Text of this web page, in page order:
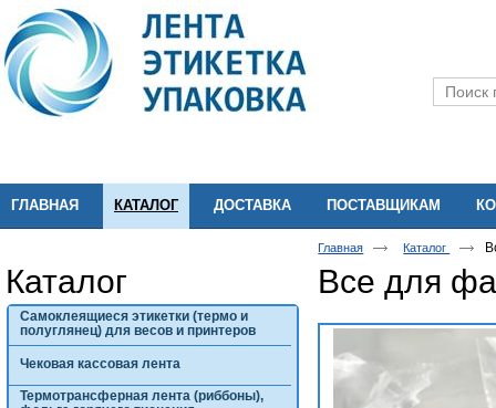
ГЛАВНАЯ КАТАЛОГ ДОСТАВКА ПОСТАВЩИКАМ
Каталог
Самоклеящиеся этикетки (термо и
полуглянец) для весов и принтеров
Чековая кассовая лента
Термотрансферная лента (риббоны),
Главная Каталог
Все для